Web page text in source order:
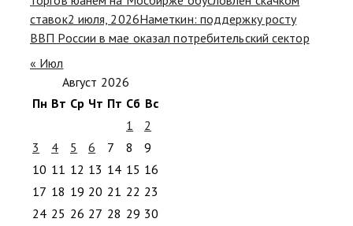
ставок2 июля, 2026Наметкин: поддержку росту
ВВП России в мае оказал потребительский сектор
« Июл
Август 2026
Пн Вт Ср Чт Пт Сб Вс
1
2
3
4 5 6 7 8
9
10 11 12 13 14 15 16
17 18 19 20 21 22 23
24 25 26 27 28 29 30